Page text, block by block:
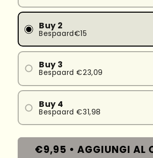
Buy 2
Bespaard€15
Buy 3
Bespaard €23,09
Buy 4
Bespaard €31,98
€9,95 • AGGIUNGI AL